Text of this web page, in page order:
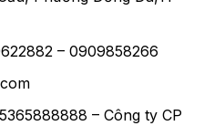
– 0909858266
– Công ty CP